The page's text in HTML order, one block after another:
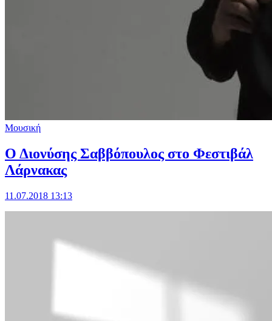
Μουσική
Ο Διονύσης Σαββόπουλος στο Φεστιβάλ
Λάρνακας
11.07.2018 13:13